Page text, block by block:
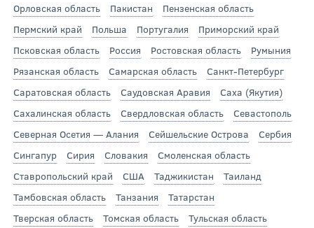
Орловская область
Пакистан
Пензенская область
Пермский край
Польша Португалия
Приморский край
Псковская область
Россия Ростовская область
Румыния
Рязанская область
Самарская область
Санкт-Петербург
Саратовская область
Саудовская Аравия
Саха (Якутия)
Сахалинская область
Свердловская область
Севастополь
Северная Осетия — Алания
Сейшельские Острова
Сербия
Сингапур
Сирия Словакия
Смоленская область
Ставропольский край
США Таджикистан
Таиланд
Тамбовская область
Танзания
Татарстан
Тверская область
Томская область
Тульская область